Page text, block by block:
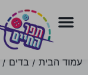
עמוד הבית / בדים /